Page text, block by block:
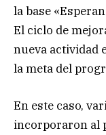
la base
El ciclo de
nueva actividad
la meta del
En este caso,
incorporaron al